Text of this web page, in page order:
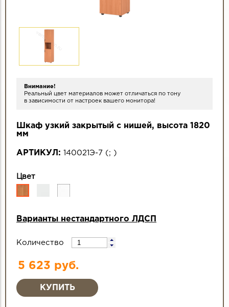
Внимание!
Реальный цвет материалов может отличаться по тону
в зависимости от настроек вашего монитора!
Шкаф узкий закрытый с нишей, высота 1820
мм
АРТИКУЛ: 140021Э-7 ( ; )
Цвет
Варианты нестандартного ЛДСП
Количество
5 623 руб.